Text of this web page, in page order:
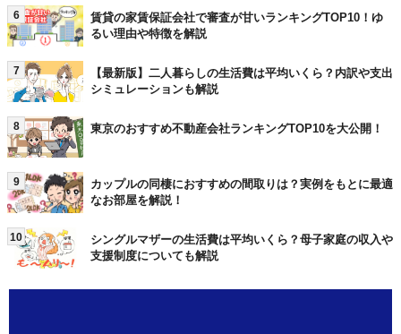
6
賃貸の家賃保証会社で審査が甘いランキングTOP10！ゆ
るい理由や特徴を解説
7
【最新版】二人暮らしの生活費は平均いくら？内訳や支出
シミュレーションも解説
8 東京のおすすめ不動産会社ランキングTOP10を大公開！
9
カップルの同棲におすすめの間取りは？実例をもとに最適
なお部屋を解説！
10
シングルマザーの生活費は平均いくら？母子家庭の収入や
支援制度についても解説